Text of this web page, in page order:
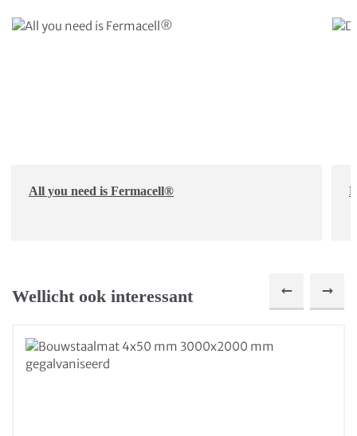
All you need is Fermacell®
Wellicht ook interessant